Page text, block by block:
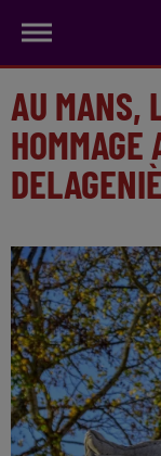
AU MANS,
HOMMAGE